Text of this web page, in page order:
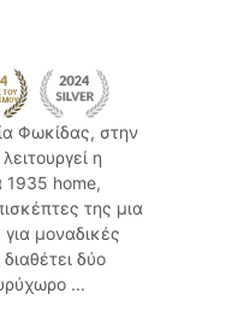
Φωκίδας, στην
η
1935 home,
της μια
μοναδικές
δύο
...